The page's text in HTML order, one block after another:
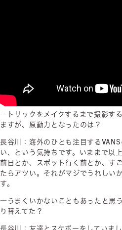
―トリックをメイクするまで撮影す
ますが、原動力となったのは？
長谷川：海外のひとも注目する
い、という気持ちです。いままで以
前日とか、スポット行く前とか、す
たらアツい。それがマジでうれしい
す。
―うまくいかないこともあったと思
り替えてた？